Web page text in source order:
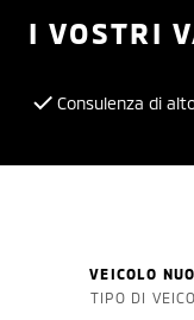
I VOSTRI
Consulenza di
VEICOLO
TIPO DI